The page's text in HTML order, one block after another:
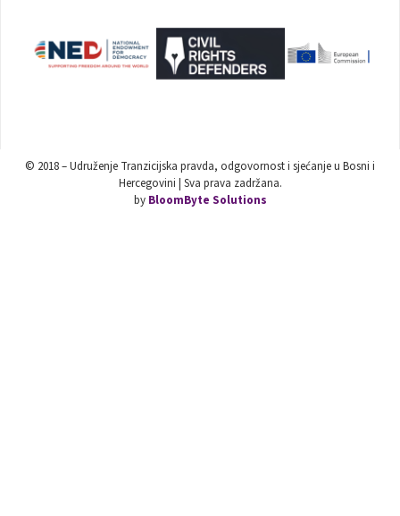
© 2018 – Udruženje Tranzicijska pravda, odgovornost i sjećanje u Bosni i
Hercegovini | Sva prava zadržana.
by BloomByte Solutions